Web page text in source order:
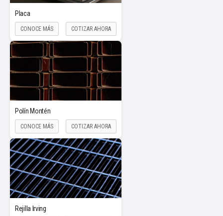
Placa
CONOCE MÁS COTIZAR AHORA
Polín Montén
CONOCE MÁS COTIZAR AHORA
Rejilla Irving